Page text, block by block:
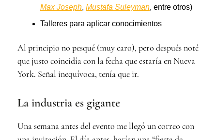
Max Joseph, Mustafa Suleyman, entre otros)
Talleres para aplicar conocimientos
Al principio no pesqué (muy caro), pero después noté
que justo coincidía con la fecha que estaría en Nueva
York. Señal inequívoca, tenía que ir.
La industria es gigante
Una semana antes del evento me llegó un correo con